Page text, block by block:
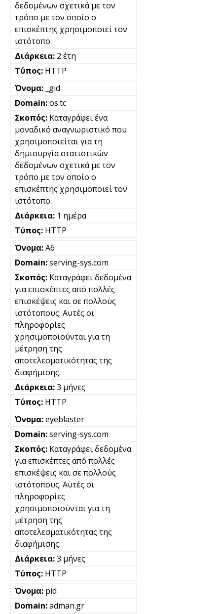
δεδομένων σχετικά με τον
τρόπο με τον οποίο ο
επισκέπτης χρησιμοποιεί τον
ιστότοπο.
2 έτη
HTTP
_gid
os.tc
Καταγράφει ένα
μοναδικό αναγνωριστικό που
χρησιμοποιείται για τη
δημιουργία στατιστικών
δεδομένων σχετικά με τον
τρόπο με τον οποίο ο
επισκέπτης χρησιμοποιεί τον
ιστότοπο.
1 ημέρα
HTTP
A6
serving-sys.com
Καταγράφει δεδομένα
για επισκέπτες από πολλές
επισκέψεις και σε πολλούς
ιστότοπους. Αυτές οι
πληροφορίες
χρησιμοποιούνται για τη
μέτρηση της
αποτελεσματικότητας της
διαφήμισης.
3 μήνες
HTTP
eyeblaster
serving-sys.com
Καταγράφει δεδομένα
για επισκέπτες από πολλές
επισκέψεις και σε πολλούς
ιστότοπους. Αυτές οι
πληροφορίες
χρησιμοποιούνται για τη
μέτρηση της
αποτελεσματικότητας της
διαφήμισης.
3 μήνες
HTTP
pid
adman.gr